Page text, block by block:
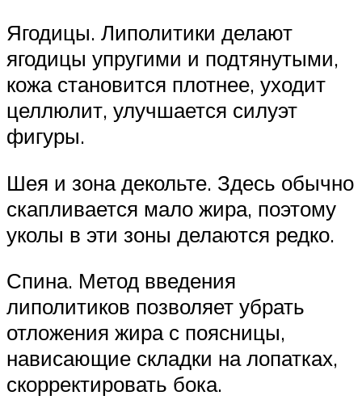
Ягодицы. Липолитики делают
ягодицы упругими и подтянутыми,
кожа становится плотнее, уходит
целлюлит, улучшается силуэт
фигуры.
Шея и зона декольте. Здесь обычно
скапливается мало жира, поэтому
уколы в эти зоны делаются редко.
Спина. Метод введения
липолитиков позволяет убрать
отложения жира с поясницы,
нависающие складки на лопатках,
скорректировать бока.